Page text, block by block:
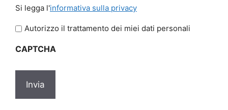
legga
l'informativa
privacy
Si legga l'informativa sulla privacy
Autorizzo il trattamento dei miei dati personali
CAPTCHA